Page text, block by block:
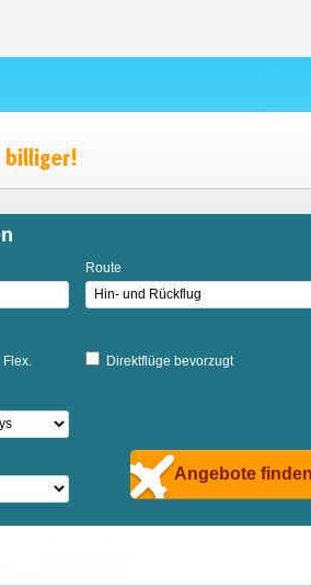
Route
Flex.
Direktflüge bevorzugt
Angebote finden